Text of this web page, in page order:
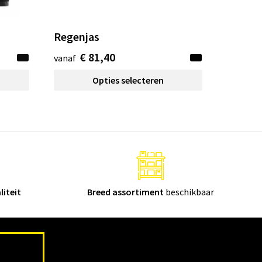
Regenjas
vanaf € 81,40
Opties selecteren
Breed assortiment beschikbaar